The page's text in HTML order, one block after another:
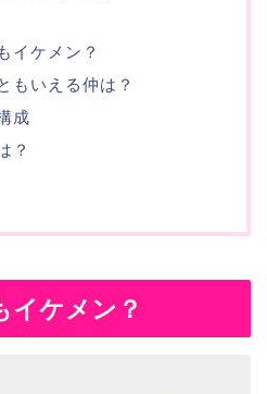
イケメン？
もいえる仲は？
成
？
イケメン？